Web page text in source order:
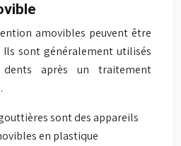
amovibles peuvent être
sont généralement utilisés
après un traitement
sont des appareils
en plastique